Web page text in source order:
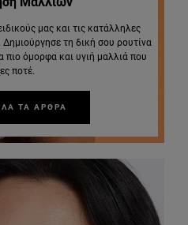
μας και τις κατάλληλες
τη δική σου ρουτίνα
πιο όμορφα και υγιή μαλλιά που
ποτέ.
ΤΑ ΑΡΘΡΑ